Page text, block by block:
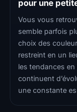
pour une
Vous vous
semble parfois
choix des
restreint en un
les tendances
continuent
une constante